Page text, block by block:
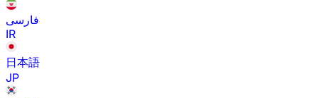
فارسی
IR
日本語
JP